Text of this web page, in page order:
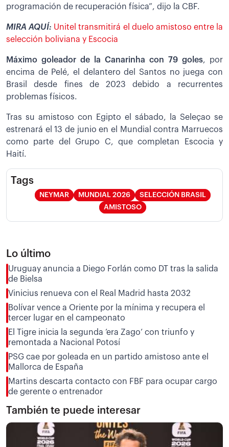
programación de recuperación física”, dijo la CBF.
MIRA AQUÍ: Unitel transmitirá el duelo amistoso entre la
selección boliviana y Escocia
Máximo goleador de la Canarinha con 79 goles, por
encima de Pelé, el delantero del Santos no juega con
Brasil desde fines de 2023 debido a recurrentes
problemas físicos.
Tras su amistoso con Egipto el sábado, la Seleçao se
estrenará el 13 de junio en el Mundial contra Marruecos
como parte del Grupo C, que completan Escocia y
Haití.
Tags
NEYMAR MUNDIAL 2026
SELECCIÓN BRASIL
AMISTOSO
Lo último
Uruguay anuncia a Diego Forlán como DT tras la salida
de Bielsa
Vinicius renueva con el Real Madrid hasta 2032
Bolívar vence a Oriente por la mínima y recupera el
tercer lugar en el campeonato
El Tigre inicia la segunda ‘era Zago’ con triunfo y
remontada a Nacional Potosí
PSG cae por goleada en un partido amistoso ante el
Mallorca de España
Martins descarta contacto con FBF para ocupar cargo
de gerente o entrenador
También te puede interesar